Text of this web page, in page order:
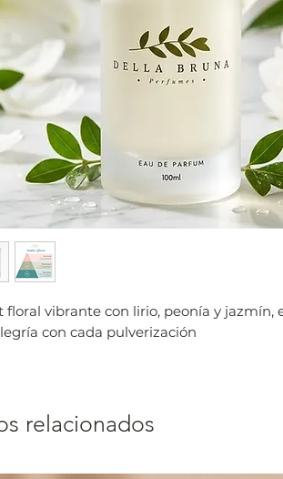
floral vibrante con lirio, peonía y jazmín,
con cada pulverización
relacionados